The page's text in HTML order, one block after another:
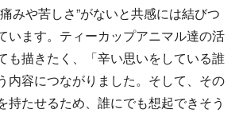
痛みや苦しさ”がないと共感には結びつ
います。ティーカップアニマル達の活
も描きたく、「辛い思いをしている誰
内容につながりました。そして、その
持たせるため、誰にでも想起できそう